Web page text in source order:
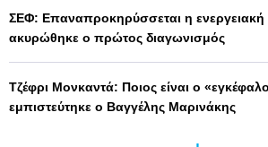
ΣΕΦ: Επαναπροκηρύσσεται η ενεργειακή
ακυρώθηκε ο πρώτος διαγωνισμός
Τζέφρι Μονκαντά: Ποιος είναι ο
εμπιστεύτηκε ο Βαγγέλης Μαρινάκης